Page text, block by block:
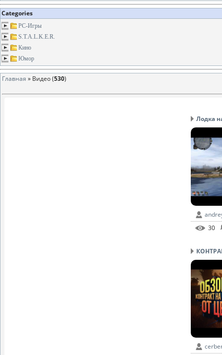
Categories
PC-Игры
S.T.A.L.K.E.R.
Кино
Юмор
Главная » Видео(530)
Лодка
30